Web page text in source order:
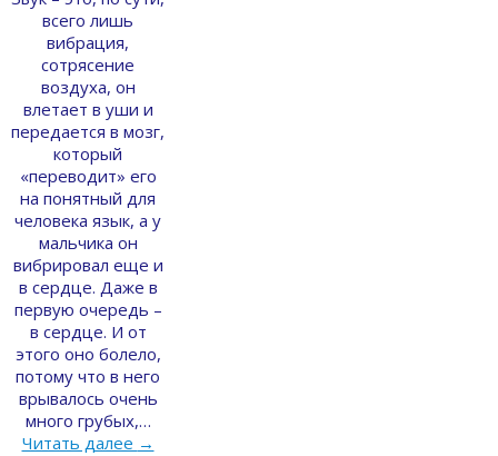
всего лишь
вибрация,
сотрясение
воздуха, он
влетает в уши и
передается в мозг,
который
«переводит» его
на понятный для
человека язык, а у
мальчика он
вибрировал еще и
в сердце. Даже в
первую очередь –
в сердце. И от
этого оно болело,
потому что в него
врывалось очень
много грубых,…
Читать далее →